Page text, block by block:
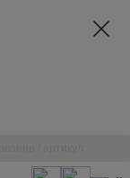
частотные